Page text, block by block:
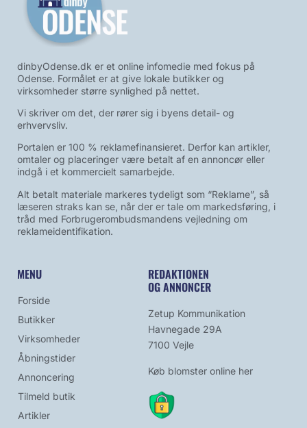
dinbyOdense.dk er et online infomedie med fokus på
Odense. Formålet er at give lokale butikker og
virksomheder større synlighed på nettet.
Vi skriver om det, der rører sig i byens detail- og
erhvervsliv.
Portalen er 100 % reklamefinansieret. Derfor kan artikler,
omtaler og placeringer være betalt af en annoncør eller
indgå i et kommercielt samarbejde.
Alt betalt materiale markeres tydeligt som “Reklame”, så
læseren straks kan se, når der er tale om markedsføring, i
tråd med Forbrugerombudsmandens vejledning om
reklameidentifikation.
MENU
Forside
Butikker
Virksomheder
Åbningstider
Annoncering
Tilmeld butik
Artikler
REDAKTIONEN
OG ANNONCER
Zetup Kommunikation
Havnegade 29A
7100 Vejle
Køb blomster online her